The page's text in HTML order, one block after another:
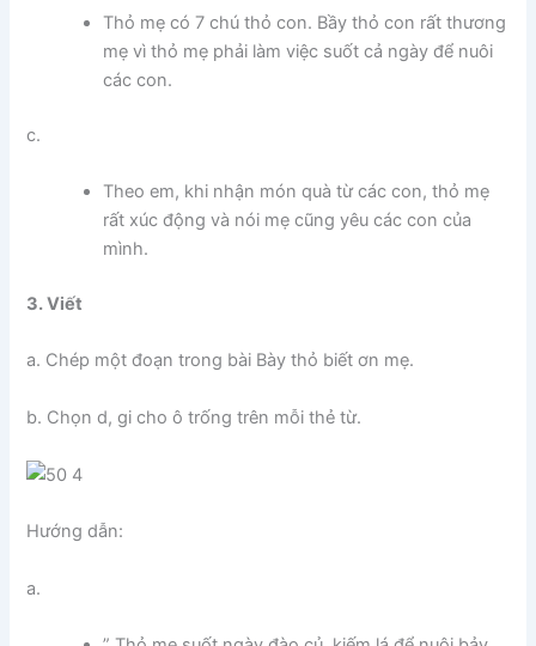
Thỏ mẹ có 7 chú thỏ con. Bầy thỏ con rất thương
mẹ vì thỏ mẹ phải làm việc suốt cả ngày để nuôi
các con.
c.
Theo em, khi nhận món quà từ các con, thỏ mẹ
rất xúc động và nói mẹ cũng yêu các con của
mình.
3. Viết
a. Chép một đoạn trong bài Bày thỏ biết ơn mẹ.
b. Chọn d, gi cho ô trống trên mỗi thẻ từ.
Hướng dẫn:
a.